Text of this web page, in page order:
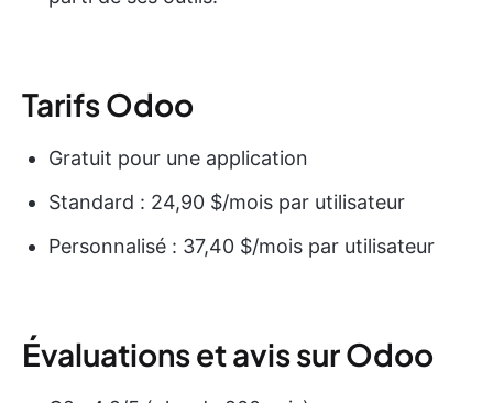
Tarifs Odoo
Gratuit pour une application
Standard : 24,90 $/mois par utilisateur
Personnalisé : 37,40 $/mois par utilisateur
Évaluations et avis sur Odoo